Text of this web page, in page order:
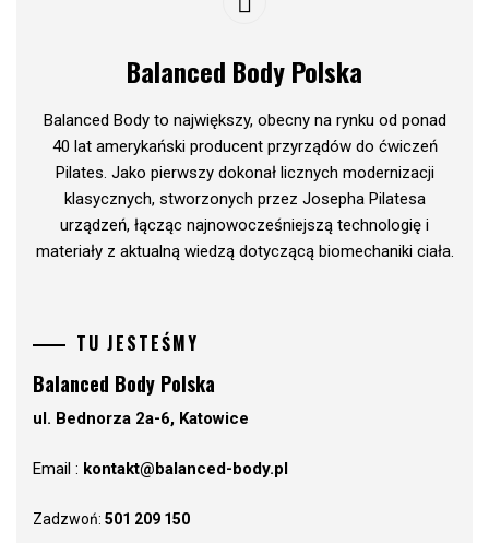
Balanced Body Polska
Balanced Body to największy, obecny na rynku od ponad
40 lat amerykański producent przyrządów do ćwiczeń
Pilates. Jako pierwszy dokonał licznych modernizacji
klasycznych, stworzonych przez Josepha Pilatesa
urządzeń, łącząc najnowocześniejszą technologię i
materiały z aktualną wiedzą dotyczącą biomechaniki ciała.
TU JESTEŚMY
Balanced Body Polska
ul. Bednorza 2a-6, Katowice
Email : kontakt@balanced-body.pl
Zadzwoń: 501 209 150